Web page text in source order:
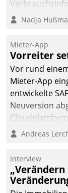
schnell,
Die monatlichen
Mitteilungen
Heizungs- und
automatisiert,
und auf
mehrere zuvor
Nadja
Mieter-App
Vorreiter
Vor rund
Mieter-App
entwickelte
Neuversion
die
integrieren.
Andreas
Interview